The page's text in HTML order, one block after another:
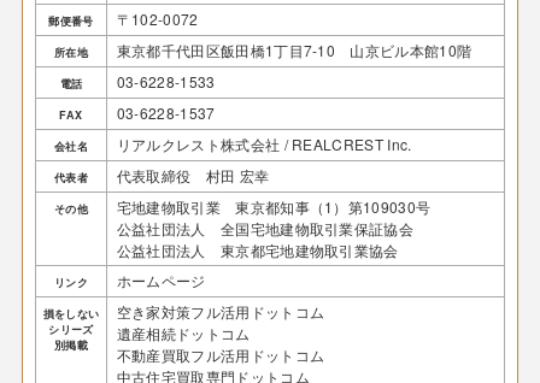
郵便番号 〒102-0072
所在地 東京都千代田区飯田橋1丁目7-10 山京ビル本館10階
電話 03-6228-1533
FAX 03-6228-1537
会社名 リアルクレスト株式会社 / REALCREST Inc.
代表者 代表取締役 村田 宏幸
その他
宅地建物取引業 東京都知事（1）第109030号
公益社団法人 全国宅地建物取引業保証協会
公益社団法人 東京都宅地建物取引業協会
リンク ホームページ
損をしない
シリーズ
別掲載
空き家対策フル活用ドットコム
遺産相続ドットコム
不動産買取フル活用ドットコム
中古住宅買取専門ドットコム